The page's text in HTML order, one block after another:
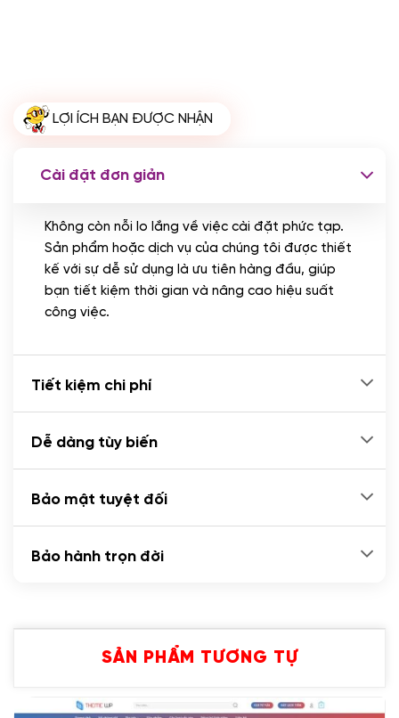
(+200.000 VND)
CÀI ĐẶT PLUGINS
Cài đặt plugin theo yêu cầu
(+100.000 VND)
Cài plugin xử lý thanh toán tự động qua
LỢI ÍCH BẠN ĐƯỢC NHẬN
Cài đặt đơn giản
Không còn nỗi lo lắng về việc cài đặt phức tạp.
Sản phẩm hoặc dịch vụ của chúng tôi được thiết
kế với sự dễ sử dụng là ưu tiên hàng đầu, giúp
bạn tiết kiệm thời gian và nâng cao hiệu suất
công việc.
Tiết kiệm chi phí
Dễ dàng tùy biến
Bảo mật tuyệt đối
Bảo hành trọn đời
SẢN PHẨM TƯƠNG TỰ